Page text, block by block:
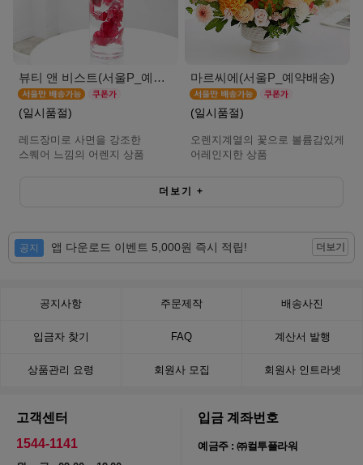
뷰티 앤 비스트(서울P_예약배송)
(일시품절)
레드장미로 사면을 강조한
스퀘어 느낌의 어렌지 상품
마르씨에(서울P_예약배송)
(일시품절)
오렌지계열의 꽃으로 볼륨감있게
어레인지한 상품
더보기 +
공지 앱 다운로드 이벤트 5,000원 즉시 적립! 더보기
공지사항 주문제작 배송사진
입금자 찾기 FAQ 계산서 발행
상품관리 요령 회원사 모집 회원사 인트라넷
고객센터
1544-1141
입금 계좌번호
예금주 : ㈜컬투플라워